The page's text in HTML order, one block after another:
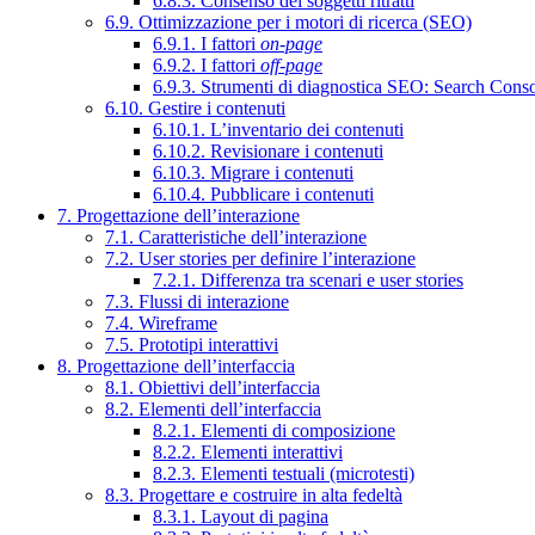
6.9. Ottimizzazione per i motori di ricerca (SEO)
6.9.1. I fattori on-page
6.9.2. I fattori off-page
6.9.3. Strumenti di diagnostica SEO: Search
6.10. Gestire i contenuti
6.10.1. L’inventario dei contenuti
6.10.2. Revisionare i contenuti
6.10.3. Migrare i contenuti
6.10.4. Pubblicare i contenuti
7. Progettazione dell’interazione
7.1. Caratteristiche dell’interazione
7.2. User stories per definire l’interazione
7.2.1. Differenza tra scenari e user stories
7.3. Flussi di interazione
7.4. Wireframe
7.5. Prototipi interattivi
8. Progettazione dell’interfaccia
8.1. Obiettivi dell’interfaccia
8.2. Elementi dell’interfaccia
8.2.1. Elementi di composizione
8.2.2. Elementi interattivi
8.2.3. Elementi testuali (microtesti)
8.3. Progettare e costruire in alta fedeltà
8.3.1. Layout di pagina